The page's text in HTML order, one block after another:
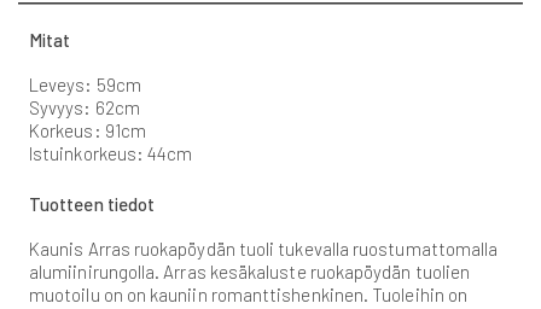
Mitat
Leveys: 59cm
Syvyys: 62cm
Korkeus: 91cm
Istuinkorkeus: 44cm
Tuotteen tiedot
Kaunis Arras ruokapöydän tuoli tukevalla ruostumattomalla
alumiinirungolla. Arras kesäkaluste ruokapöydän tuolien
muotoilu on on kauniin romanttishenkinen. Tuoleihin on